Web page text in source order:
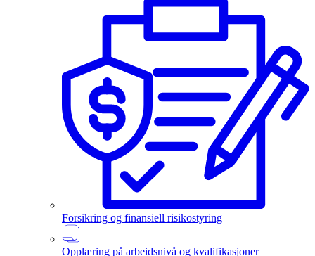
Forsikring og finansiell risikostyring
Opplæring på arbeidsnivå og kvalifikasjoner